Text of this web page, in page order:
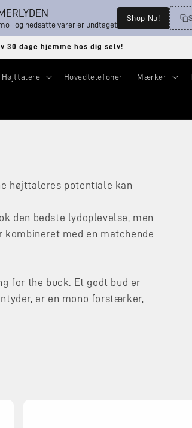
og nedsatte varer er undtaget
Shop Nu!
30 dage hjemme hos dig selv!
Højttalere Hovedtelefoner Mærker
højttaleres potentiale kan
den bedste lydoplevelse, men
med en matchende
for the buck. Et godt bud er
er en mono forstærker,